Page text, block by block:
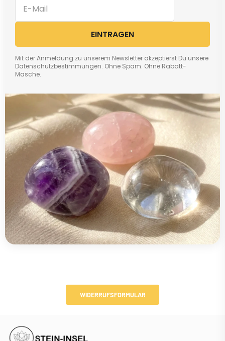
EINTRAGEN
Mit der Anmeldung zu unserem Newsletter akzeptierst Du unsere
Datenschutzbestimmungen. Ohne Spam. Ohne Rabatt-
Masche.
WIDERRUFSFORMULAR